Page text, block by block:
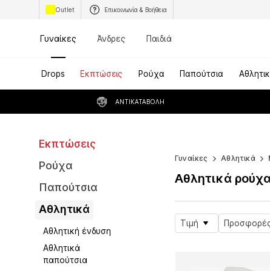
Outlet Επικοινωνία & Βοήθεια
Γυναίκες Άνδρες Παιδιά
Drops Εκπτώσεις Ρούχα Παπούτσια
ΑΝΤΙΚΑΤΑΒΟΛΉ
Εκπτώσεις
Ρούχα
Παπούτσια
Αθλητικά
Αθλητική ένδυση
Αθλητικά
παπούτσια
Γυναίκες
Αθλητικά
Αθλητικά
Τιμή